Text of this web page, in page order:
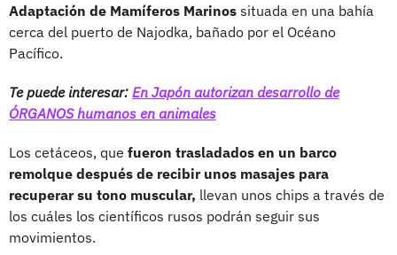
Adaptación de Mamíferos Marinos situada en una bahía
cerca del puerto de Najodka, bañado por el Océano
Pacífico.
Te puede interesar: En Japón autorizan desarrollo de
ÓRGANOS humanos en animales
Los cetáceos, que fueron trasladados en un barco
remolque después de recibir unos masajes para
recuperar su tono muscular, llevan unos chips a través de
los cuáles los científicos rusos podrán seguir sus
movimientos.